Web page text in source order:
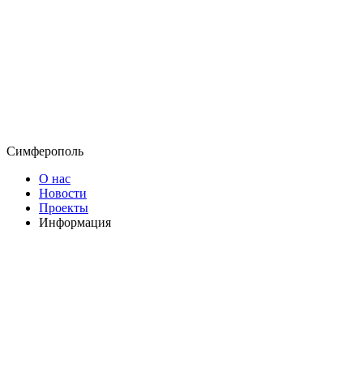
Симферополь
О нас
Новости
Проекты
Информация